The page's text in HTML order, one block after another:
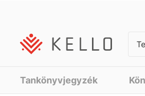
Tankönyvjegyzék